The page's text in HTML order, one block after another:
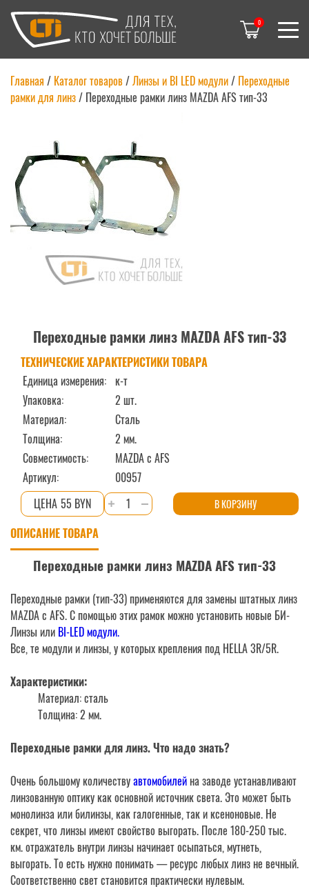
0
Главная / Каталог товаров/Линзы и BI LED модули/ Переходные
рамки для линз/ Переходные рамки линз MAZDA AFS тип-33
Переходные рамки линз MAZDA AFS тип-33
ТЕХНИЧЕСКИЕ ХАРАКТЕРИСТИКИ ТОВАРА
Единица измерения: к-т
Упаковка:
2 шт.
Материал:
Сталь
Толщина:
2 мм.
Совместимость:
MAZDA c AFS
Артикул:
00957
55 BYN
Количество
товара
линз
AFS
тип-33
В КОРЗИНУ
ОПИСАНИЕ ТОВАРА
Переходные рамки линз MAZDA AFS тип-33
Переходные рамки (тип-33) применяются для замены штатных линз
MAZDA c AFS. С помощью этих рамок можно установить новые БИ-
Линзы или BI-LED модули.
Все, те модули и линзы, у которых крепления под HELLA 3R/5R.
Характеристики:
Материал: сталь
Толщина: 2 мм.
Переходные рамки для линз. Что надо знать?
Очень большому количествуавтомобилейна заводе устанавливают
линзованную оптику как основной источник света. Это может быть
монолинза или билинзы, как галогенные, так и ксеноновые. Не
секрет, что линзы имеют свойство выгорать. После 180-250 тыс.
км. отражатель внутри линзы начинает осыпаться, мутнеть,
выгорать. То есть нужно понимать — ресурс любых линз не вечный.
Соответственно свет становится практически нулевым.